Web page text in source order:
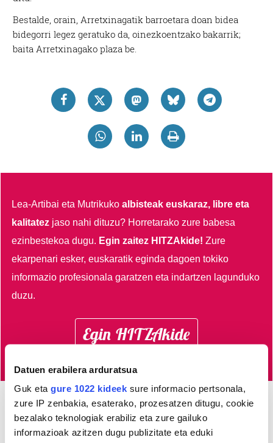
Datuen erabilera arduratsua
Guk eta gure 1022 kideek sure informacio pertsonala,
zure IP zenbakia, esaterako, prozesatzen ditugu, cookie
bezalako teknologiak erabiliz eta zure gailuko
informazioak azitzen dugu publizitate eta eduki
Bestalde, orain, Arretxinagatik barroetara doan bidea
bidegorri legez geratuko da, oinezkoentzako bakarrik;
baita Arretxinagako plaza be.
Lea-Artibai eta Mutrikukoalbisteak euskaraz, libre eta
kalitatez jaso nahi dituzu? Horretarako zure babesa
ezinbestekoa dugu. Egin zaitez HITZAkide!Zure
ekarpenari esker, euskaratik eginda dagoen tokiko
informazio profesionala garatzen eta indartzen lagunduko
duzu.
Egin HITZAkide
Azken 3 egunetako irakurrienak